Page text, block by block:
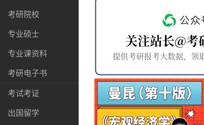
考研院校
专业硕士
专业课资料
考研电子书
考试考证
出国留学